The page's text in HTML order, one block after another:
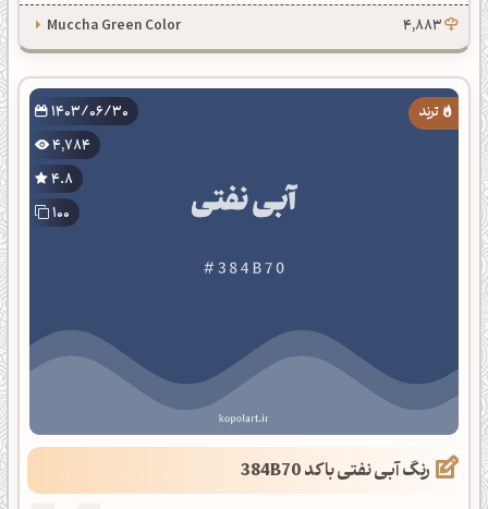
4,883
Muccha Green Color
1403/06/30
4,784
4.8
100
رنگ آبی نفتی با کد 384B70